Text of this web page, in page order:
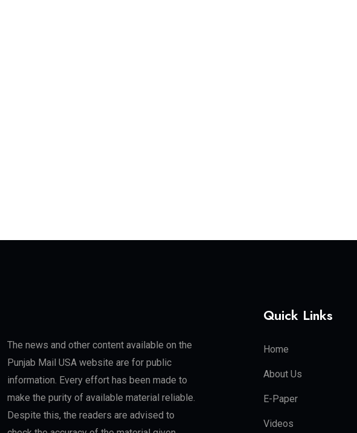
The news and other content available on the
Punjab Mail USA website are for public
information. Every effort has been made to
make the purity of available material reliable.
Despite this, the readers are advised to
Quick Links
Home
About Us
E-Paper
Videos